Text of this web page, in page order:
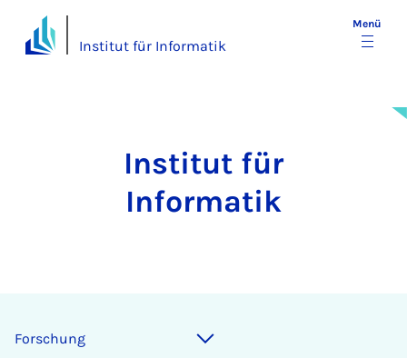
Institut für Informatik
Menü
Institut für
Informatik
For­schung